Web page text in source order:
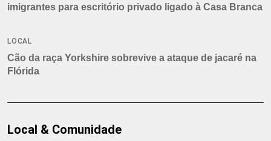
imigrantes para escritório privado ligado à Casa Branca
LOCAL
Cão da raça Yorkshire sobrevive a ataque de jacaré na
Flórida
Local & Comunidade